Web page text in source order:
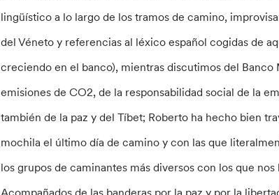
lingüístico a lo largo de los tramos de camino,
del Véneto y referencias al léxico español cogidas de
creciendo en el banco), mientras discutimos del
emisiones de CO2, de la responsabilidad social de la
también de la paz y del Tíbet; Roberto ha hecho bien
mochila el último día de camino y con las que
los grupos de caminantes más diversos con los que